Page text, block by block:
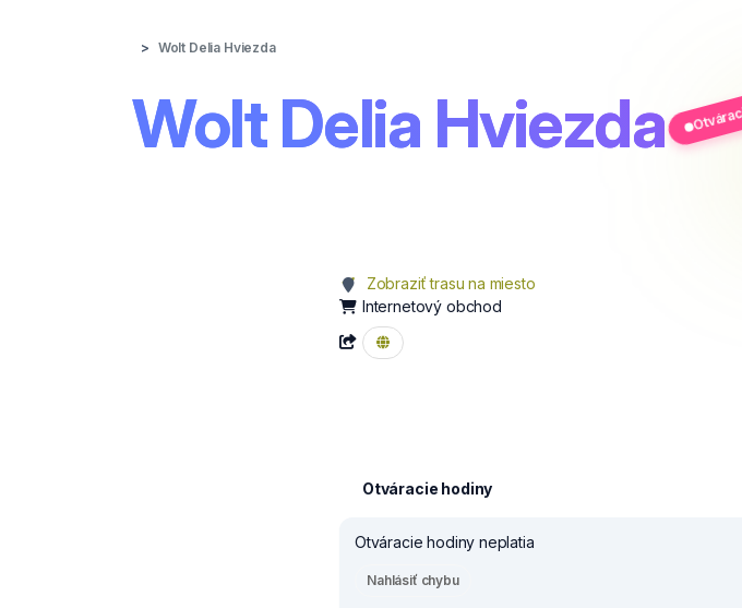
Wolt Delia Hviezda
Wolt Delia Hviezda
Zobraziť trasu na miesto
Internetový obchod
Otváracie hodiny
Otváracie hodiny neplatia
Nahlásiť chybu